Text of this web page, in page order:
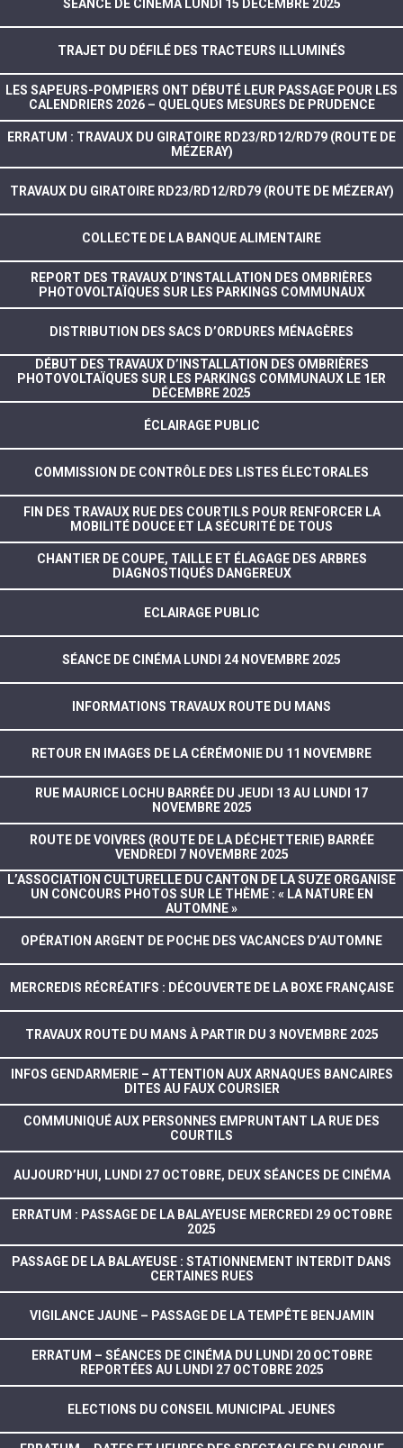
SÉANCE DE CINÉMA LUNDI 15 DÉCEMBRE 2025
TRAJET DU DÉFILÉ DES TRACTEURS ILLUMINÉS
LES SAPEURS-POMPIERS ONT DÉBUTÉ LEUR PASSAGE POUR LES
CALENDRIERS 2026 – QUELQUES MESURES DE PRUDENCE
ERRATUM : TRAVAUX DU GIRATOIRE RD23/RD12/RD79 (ROUTE DE
MÉZERAY)
TRAVAUX DU GIRATOIRE RD23/RD12/RD79 (ROUTE DE MÉZERAY)
COLLECTE DE LA BANQUE ALIMENTAIRE
REPORT DES TRAVAUX D’INSTALLATION DES OMBRIÈRES
PHOTOVOLTAÏQUES SUR LES PARKINGS COMMUNAUX
DISTRIBUTION DES SACS D’ORDURES MÉNAGÈRES
DÉBUT DES TRAVAUX D’INSTALLATION DES OMBRIÈRES
PHOTOVOLTAÏQUES SUR LES PARKINGS COMMUNAUX LE 1ER
DÉCEMBRE 2025
ÉCLAIRAGE PUBLIC
COMMISSION DE CONTRÔLE DES LISTES ÉLECTORALES
FIN DES TRAVAUX RUE DES COURTILS POUR RENFORCER LA
MOBILITÉ DOUCE ET LA SÉCURITÉ DE TOUS
CHANTIER DE COUPE, TAILLE ET ÉLAGAGE DES ARBRES
DIAGNOSTIQUÉS DANGEREUX
ECLAIRAGE PUBLIC
SÉANCE DE CINÉMA LUNDI 24 NOVEMBRE 2025
INFORMATIONS TRAVAUX ROUTE DU MANS
RETOUR EN IMAGES DE LA CÉRÉMONIE DU 11 NOVEMBRE
RUE MAURICE LOCHU BARRÉE DU JEUDI 13 AU LUNDI 17
NOVEMBRE 2025
ROUTE DE VOIVRES (ROUTE DE LA DÉCHETTERIE) BARRÉE
VENDREDI 7 NOVEMBRE 2025
L’ASSOCIATION CULTURELLE DU CANTON DE LA SUZE ORGANISE
UN CONCOURS PHOTOS SUR LE THÈME : « LA NATURE EN
AUTOMNE »
OPÉRATION ARGENT DE POCHE DES VACANCES D’AUTOMNE
MERCREDIS RÉCRÉATIFS : DÉCOUVERTE DE LA BOXE FRANÇAISE
TRAVAUX ROUTE DU MANS À PARTIR DU 3 NOVEMBRE 2025
INFOS GENDARMERIE – ATTENTION AUX ARNAQUES BANCAIRES
DITES AU FAUX COURSIER
COMMUNIQUÉ AUX PERSONNES EMPRUNTANT LA RUE DES
COURTILS
AUJOURD’HUI, LUNDI 27 OCTOBRE, DEUX SÉANCES DE CINÉMA
ERRATUM : PASSAGE DE LA BALAYEUSE MERCREDI 29 OCTOBRE
2025
PASSAGE DE LA BALAYEUSE : STATIONNEMENT INTERDIT DANS
CERTAINES RUES
VIGILANCE JAUNE – PASSAGE DE LA TEMPÊTE BENJAMIN
ERRATUM – SÉANCES DE CINÉMA DU LUNDI 20 OCTOBRE
REPORTÉES AU LUNDI 27 OCTOBRE 2025
ELECTIONS DU CONSEIL MUNICIPAL JEUNES